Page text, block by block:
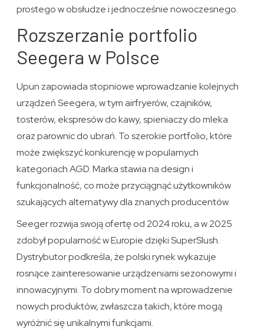
prostego w obsłudze i jednocześnie nowoczesnego.
Rozszerzanie portfolio
Seegera w Polsce
Upun zapowiada stopniowe wprowadzanie kolejnych
urządzeń Seegera, w tym airfryerów, czajników,
tosterów, ekspresów do kawy, spieniaczy do mleka
oraz parownic do ubrań. To szerokie portfolio, które
może zwiększyć konkurencję w popularnych
kategoriach AGD. Marka stawia na design i
funkcjonalność, co może przyciągnąć użytkowników
szukających alternatywy dla znanych producentów.
Seeger rozwija swoją ofertę od 2024 roku, a w 2025
zdobył popularność w Europie dzięki SuperSlush.
Dystrybutor podkreśla, że polski rynek wykazuje
rosnące zainteresowanie urządzeniami sezonowymi i
innowacyjnymi. To dobry moment na wprowadzenie
nowych produktów, zwłaszcza takich, które mogą
wyróżnić się unikalnymi funkcjami.